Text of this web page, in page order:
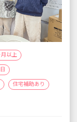
月以上
住宅補助あり